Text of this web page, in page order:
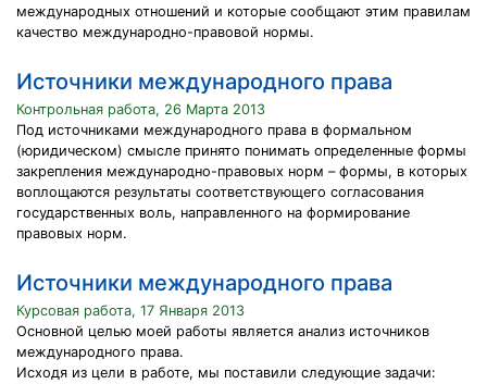
международных отношений и которые сообщают этим правилам
качество международно-правовой нормы.
Источники международного права
Контрольная работа, 26 Марта 2013
Под источниками международного права в формальном
(юридическом) смысле принято понимать определенные формы
закрепления международно-правовых норм – формы, в которых
воплощаются результаты соответствующего согласования
государственных воль, направленного на формирование
правовых норм.
Источники международного права
Курсовая работа, 17 Января 2013
Основной целью моей работы является анализ источников
международного права.
Исходя из цели в работе, мы поставили следующие задачи: